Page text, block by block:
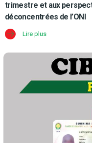
trimestre et aux
déconcentrées de l’ONI
Lire plus